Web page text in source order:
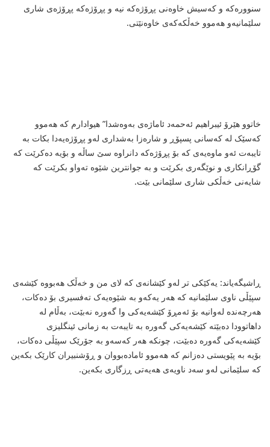
سنووره‌که‌ و که‌سیش خاوه‌نی پڕۆژه‌که‌ نیه‌ و پڕۆژه‌که‌ پڕۆژه‌ی شاری
سلێمانیه‌و هه‌موو خه‌ڵکه‌که‌ی خاوه‌نێتی.
خاتوو هێرۆ ئیبراهیم ئه‌حمه‌د ئاماژه‌ی به‌وه‌شدا” هیوادارم که‌ هه‌موو
که‌سێک له‌ که‌سانی پسپۆڕ و شاره‌زا به‌شداری له‌و پڕۆژه‌یه‌دا بکات به‌
تایبه‌ت ئه‌و ماوه‌یه‌ی که‌ بۆ پڕۆژه‌که‌ دانراوه‌ سێ ساڵه‌ و بۆیه‌ ده‌کرێت که‌
گۆڕانکاری و نوێگه‌ری بکرێت و به‌ جوانترین شێوه‌ ته‌واو بکرێت که‌
شایه‌نی خه‌ڵکی شاری سلێمانی بێت.
ڕاشیگه‌یاند: یه‌کێکی تر له‌و کێشانه‌ی که‌ لای من و خه‌ڵک هه‌بووه‌ کێشه‌ی
سپێڵی ناوی سلێمانیه‌ که‌ هه‌ر یه‌که‌و به‌ شێوه‌یه‌ک ته‌فسیری بۆ ده‌کات،
هه‌رچه‌نده‌ له‌وانیه‌ بۆ ئه‌مڕۆ کێشه‌یه‌کی وا گه‌وره‌ نه‌بێت، به‌ڵام له‌
داهاتوودا ده‌بێته‌ کێشه‌یه‌کی گه‌وره‌ به‌ تایبه‌ت به‌ زمانی ئینگلیزی
کێشه‌یه‌کی گه‌وره‌ ده‌بێت، چونکه‌ هه‌ر که‌سه‌و به‌ جۆرێک سپێڵی ده‌کات،
بۆیه‌ به‌ پێویستی ده‌زانم که‌ هه‌موو ئاماده‌بووان و ڕۆشنبیران کارێک بکه‌ین
که‌ سلێمانی له‌و سه‌د ناویه‌ی هه‌یه‌تی ڕزگاری بکه‌ین.